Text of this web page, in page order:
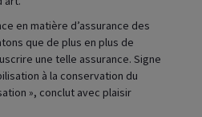
en matière d’assurance des
que de plus en plus de
une telle assurance. Signe
à la conservation du
», conclut avec plaisir